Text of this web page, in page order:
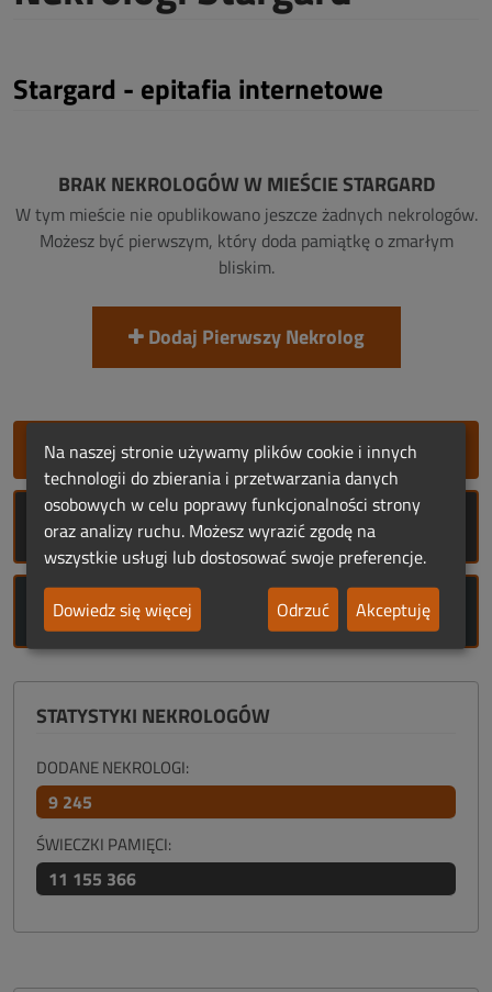
Stargard - epitafia internetowe
BRAK NEKROLOGÓW W MIEŚCIE STARGARD
W tym mieście nie opublikowano jeszcze żadnych nekrologów.
Możesz być pierwszym, który doda pamiątkę o zmarłym
bliskim.
Dodaj Pierwszy Nekrolog
SZYBKIE DODANIE NEKROLOGU
ROCZNICE ŚMIERCI
ROCZNICE URODZIN
STATYSTYKI NEKROLOGÓW
DODANE NEKROLOGI:
9 245
ŚWIECZKI PAMIĘCI:
11 155 366
Na naszej stronie używamy plików cookie i innych
technologii do zbierania i przetwarzania danych
osobowych w celu poprawy funkcjonalności strony
oraz analizy ruchu. Możesz wyrazić zgodę na
wszystkie usługi lub dostosować swoje preferencje.
Dowiedz się więcej
Odrzuć Akceptuję